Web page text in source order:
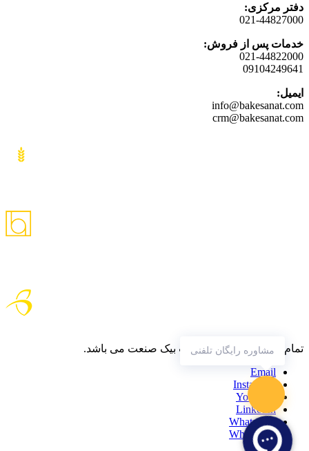
مشاوره رایگان تلفنی
دفتر مرکزی:
021-44827000
خدمات پس از فروش:
021-44822000
09104249641
ایمیل:
info@bakesanat.com
crm@bakesanat.com
تمام حقوق متعلق به شرکت بیک صنعت می باشد.
Email
Instagram
YouTube
LinkedIn
WhatsApp
WhatsApp